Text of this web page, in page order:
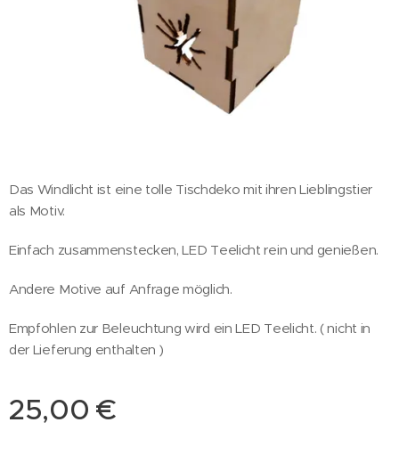
Das Windlicht ist eine tolle Tischdeko mit ihren Lieblingstier
als Motiv.
Einfach zusammenstecken, LED Teelicht rein und genießen.
Andere Motive auf Anfrage möglich.
Empfohlen zur Beleuchtung wird ein LED Teelicht. ( nicht in
der Lieferung enthalten )
25,00 €